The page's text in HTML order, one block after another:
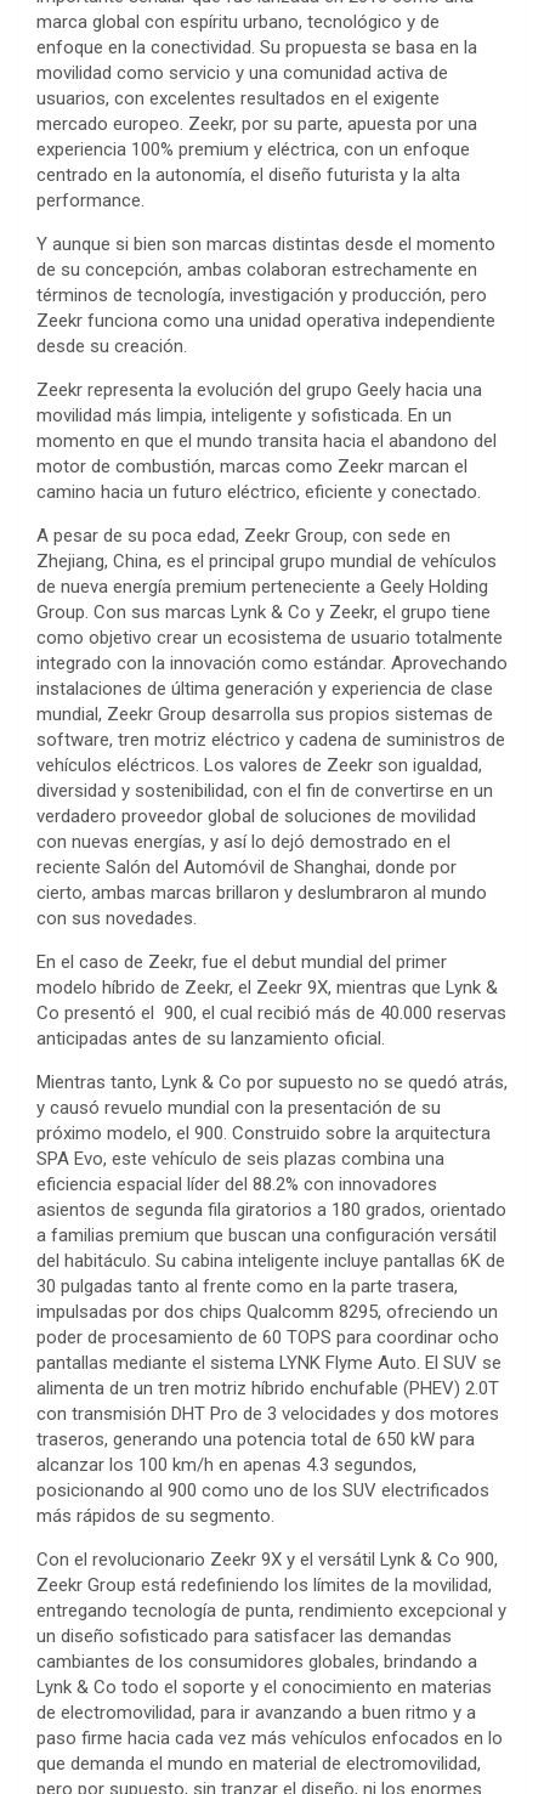
marca global con espíritu urbano, tecnológico y de
enfoque en la conectividad. Su propuesta se basa en la
movilidad como servicio y una comunidad activa de
usuarios, con excelentes resultados en el exigente
mercado europeo. Zeekr, por su parte, apuesta por una
experiencia 100% premium y eléctrica, con un enfoque
centrado en la autonomía, el diseño futurista y la alta
performance.
Y aunque si bien son marcas distintas desde el momento
de su concepción, ambas colaboran estrechamente en
términos de tecnología, investigación y producción, pero
Zeekr funciona como una unidad operativa independiente
desde su creación.
Zeekr representa la evolución del grupo Geely hacia una
movilidad más limpia, inteligente y sofisticada. En un
momento en que el mundo transita hacia el abandono del
motor de combustión, marcas como Zeekr marcan el
camino hacia un futuro eléctrico, eficiente y conectado.
A pesar de su poca edad, Zeekr Group, con sede en
Zhejiang, China, es el principal grupo mundial de vehículos
de nueva energía premium perteneciente a Geely Holding
Group. Con sus marcas Lynk & Co y Zeekr, el grupo tiene
como objetivo crear un ecosistema de usuario totalmente
integrado con la innovación como estándar. Aprovechando
instalaciones de última generación y experiencia de clase
mundial, Zeekr Group desarrolla sus propios sistemas de
software, tren motriz eléctrico y cadena de suministros de
vehículos eléctricos. Los valores de Zeekr son igualdad,
diversidad y sostenibilidad, con el fin de convertirse en un
verdadero proveedor global de soluciones de movilidad
con nuevas energías, y así lo dejó demostrado en el
reciente Salón del Automóvil de Shanghai, donde por
cierto, ambas marcas brillaron y deslumbraron al mundo
con sus novedades.
En el caso de Zeekr, fue el debut mundial del primer
modelo híbrido de Zeekr, el Zeekr 9X, mientras que Lynk &
Co presentó el 900, el cual recibió más de 40.000 reservas
anticipadas antes de su lanzamiento oficial.
Mientras tanto, Lynk & Co por supuesto no se quedó atrás,
y causó revuelo mundial con la presentación de su
próximo modelo, el 900. Construido sobre la arquitectura
SPA Evo, este vehículo de seis plazas combina una
eficiencia espacial líder del 88.2% con innovadores
asientos de segunda fila giratorios a 180 grados, orientado
a familias premium que buscan una configuración versátil
del habitáculo. Su cabina inteligente incluye pantallas 6K de
30 pulgadas tanto al frente como en la parte trasera,
impulsadas por dos chips Qualcomm 8295, ofreciendo un
poder de procesamiento de 60 TOPS para coordinar ocho
pantallas mediante el sistema LYNK Flyme Auto. El SUV se
alimenta de un tren motriz híbrido enchufable (PHEV) 2.0T
con transmisión DHT Pro de 3 velocidades y dos motores
traseros, generando una potencia total de 650 kW para
alcanzar los 100 km/h en apenas 4.3 segundos,
posicionando al 900 como uno de los SUV electrificados
más rápidos de su segmento.
Con el revolucionario Zeekr 9X y el versátil Lynk & Co 900,
Zeekr Group está redefiniendo los límites de la movilidad,
entregando tecnología de punta, rendimiento excepcional y
un diseño sofisticado para satisfacer las demandas
cambiantes de los consumidores globales, brindando a
Lynk & Co todo el soporte y el conocimiento en materias
de electromovilidad, para ir avanzando a buen ritmo y a
paso firme hacia cada vez más vehículos enfocados en lo
que demanda el mundo en material de electromovilidad,
pero por supuesto, sin tranzar el diseño, ni los enormes